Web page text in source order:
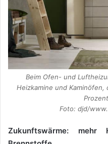
Beim Ofen- und
Heizkamine und
Foto: djd/
Zukunftswärme: